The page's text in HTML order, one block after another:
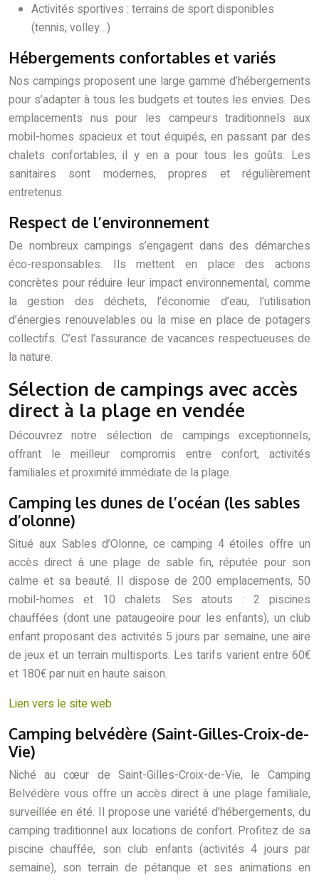
Activités sportives : terrains de sport disponibles
(tennis, volley…)
Hébergements confortables et variés
Nos campings proposent une large gamme d’hébergements
pour s’adapter à tous les budgets et toutes les envies. Des
emplacements nus pour les campeurs traditionnels aux
mobil-homes spacieux et tout équipés, en passant par des
chalets confortables, il y en a pour tous les goûts. Les
sanitaires sont modernes, propres et régulièrement
entretenus.
Respect de l’environnement
De nombreux campings s’engagent dans des démarches
éco-responsables. Ils mettent en place des actions
concrètes pour réduire leur impact environnemental, comme
la gestion des déchets, l’économie d’eau, l’utilisation
d’énergies renouvelables ou la mise en place de potagers
collectifs. C’est l’assurance de vacances respectueuses de
la nature.
Sélection de campings avec accès
direct à la plage en vendée
Découvrez notre sélection de campings exceptionnels,
offrant le meilleur compromis entre confort, activités
familiales et proximité immédiate de la plage.
Camping les dunes de l’océan (les sables
d’olonne)
Situé aux Sables d’Olonne, ce camping 4 étoiles offre un
accès direct à une plage de sable fin, réputée pour son
calme et sa beauté. Il dispose de 200 emplacements, 50
mobil-homes et 10 chalets. Ses atouts : 2 piscines
chauffées (dont une pataugeoire pour les enfants), un club
enfant proposant des activités 5 jours par semaine, une aire
de jeux et un terrain multisports. Les tarifs varient entre 60€
et 180€ par nuit en haute saison.
Lien vers le site web
Camping belvédère (Saint-Gilles-Croix-de-
Vie)
Niché au cœur de Saint-Gilles-Croix-de-Vie, le Camping
Belvédère vous offre un accès direct à une plage familiale,
surveillée en été. Il propose une variété d’hébergements, du
camping traditionnel aux locations de confort. Profitez de sa
piscine chauffée, son club enfants (activités 4 jours par
semaine), son terrain de pétanque et ses animations en